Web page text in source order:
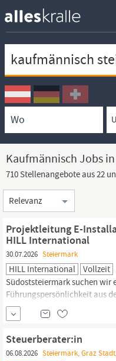
Ortssuche
Umkreissuche
Arbeitsform
Kaufmännisch Jobs
710 Stellenangebote aus 22
Sortierung
Projektleitung E-
HILL International
30.07.2026 Steiermark
HILL International Vollzeit
Südoststeiermark suchen wir
Führungspersönlichkeit aus
E-Installation (w/m/d) -
JBG bis ca. € 90.000,- |
kaufmännischeund
Steuerberater:in
06.08.2026 Steiermark, Graz